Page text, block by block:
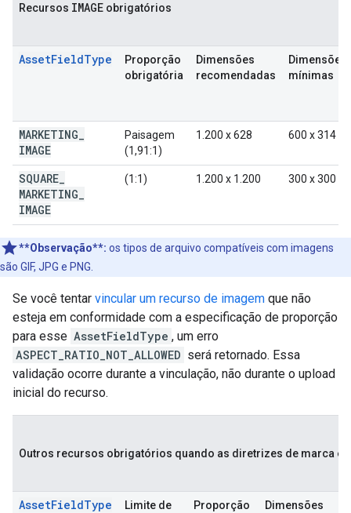
Recursos IMAGE obrigatórios
AssetFieldType
Proporção
obrigatória
Dimensões
recomendadas
Dimensões
mínimas
MARKETING
IMAGE
Paisagem
(1,91:1)
1.200 x 628 600 x 314
SQUARE
MARKETING
IMAGE
(1:1) 1.200 x 1.200 300 x 300
**Observação**: os tipos de arquivo compatíveis com imagens
são GIF, JPG e PNG.
Se você tentar vincular um recurso de imagem que não
esteja em conformidade com a especificação de proporção
para esse AssetFieldType , um erro
ASPECT_RATIO_NOT_ALLOWED será retornado. Essa
validação ocorre durante a vinculação, não durante o upload
inicial do recurso.
Outros recursos obrigatórios quando as diretrizes de marca
AssetFieldType
Limite de
Proporção
Dimensões